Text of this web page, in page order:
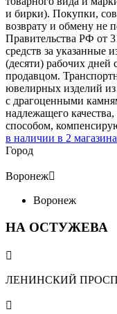
и бирки). Покупки,
возврату и обмену не
Правительства РФ от
средств за указанные
(десяти) рабочих дней
продавцом.
ювелирных изделий
с драгоценными
надлежащего
способом,
в наличии в 2
Город
Воронеж
Воронеж
НА ОСТУЖЕВА

ЛЕНИНСКИЙ
